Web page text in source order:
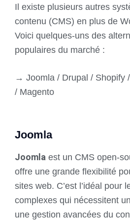
Il existe plusieurs autres
contenu (CMS) en plus de
Voici quelques-uns des
populaires du marché :
→ Joomla / Drupal / Shopify /
/ Magento
Joomla
Joomla est un CMS open-
offre une grande flexibilité
sites web. C’est l’idéal pour
complexes qui nécessitent
une gestion avancées du